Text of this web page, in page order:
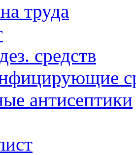
труда
средств
антисептики